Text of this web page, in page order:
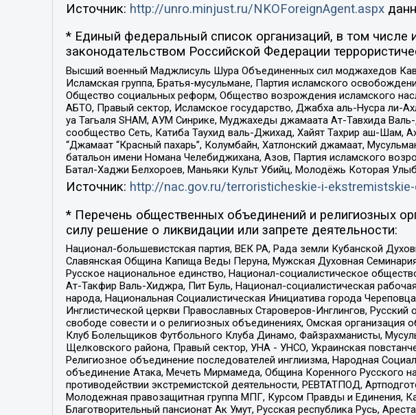
Источник: http://unro.minjust.ru/NKOForeignAgent.aspx
* Единый федеральный список организаций, в том числе
законодательством Российской Федерации
Высший военный Маджлисуль Шура Объединенных сил моджахедов
Исламская группа, Братья-мусульмане, Партия исламского
Общество социальных реформ, Общество возрождения исламского
АБТО, Правый сектор, Исламское государство, Джабха аль-Нусра ли-
уа Тагьаля SHAM, АУМ Синрике, Муджахеды джамаата Ат-Тавхида
сообщество Сеть, Катиба Таухид валь-Джихад, Хайят Тахрир аш-Шам,
“Джамаат “Красный пахарь”, Колумбайн, Хатлонский джамаат,
батальон имени Номана Челебиджихана, Азов, Партия исламского
Батал-Хаджи Белхороев, Маньяки Культ Убийц, Молодёжь Которая
Источник: http://nac.gov.ru/terroristicheskie-i-
* Перечень общественных объединений и религиозных
силу решение о ликвидации или запрете деятельности:
Национал-большевистская партия, ВЕК РА, Рада земли Кубанской
Славянская Община Капища Веды Перуна, Мужская Духовная
Русское национальное единство, Национал-социалистическое
Ат-Такфир Валь-Хиджра, Пит Буль, Национал-социалистическая
народа, Национальная Социалистическая Инициатива города
Инглистической церкви Православных Староверов-Инглингов,
свободе совести и о религиозных объединениях, Омская организация
Клуб Болельщиков Футбольного Клуба Динамо, Файзрахманисты,
Щелковского района, Правый сектор, УНА - УНСО, Украинская
Религиозное объединение последователей инглиизма, Народная
объединение Атака, Мечеть Мирмамеда, Община Коренного Русского
противодействии экстремистской деятельности, РЕВТАТПОД,
Молодежная правозащитная группа МПГ, Курсом Правды и Единения,
Благотворительный пансионат Ак Умут, Русская республика Русь,